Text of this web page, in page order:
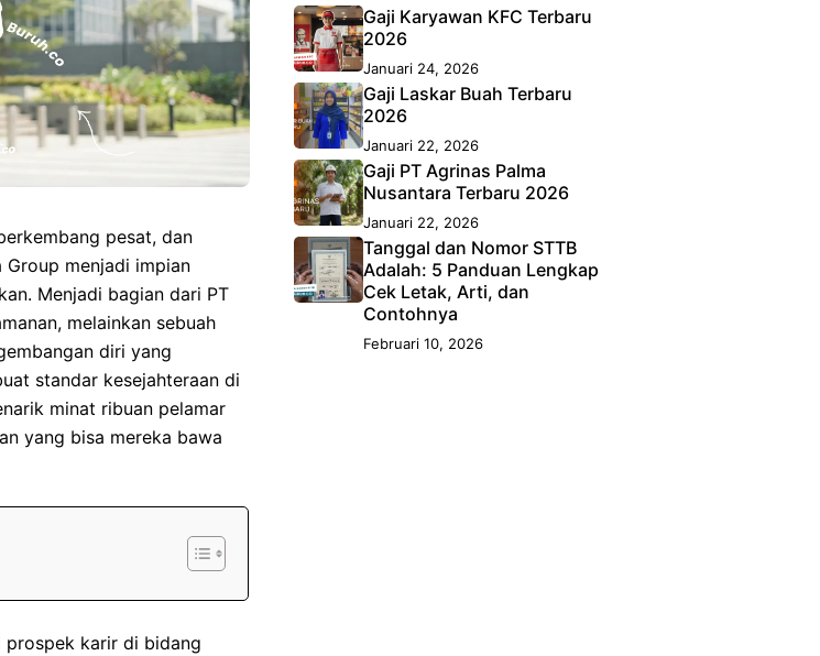
pesat, dan
menjadi impian
Menjadi bagian dari PT
melainkan sebuah
diri yang
standar kesejahteraan di
minat ribuan pelamar
yang bisa mereka bawa
prospek karir di bidang
Gaji Karyawan KFC Terbaru
2026
Januari 24, 2026
Gaji Laskar Buah Terbaru
2026
Januari 22, 2026
Gaji PT Agrinas Palma
Nusantara Terbaru 2026
Januari 22, 2026
Tanggal dan Nomor STTB
Adalah: 5 Panduan Lengkap
Cek Letak, Arti, dan
Contohnya
Februari 10, 2026